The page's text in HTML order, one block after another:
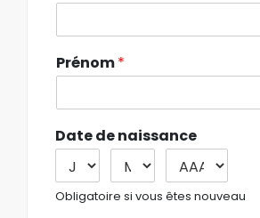
Prénom*
Date de naissance
Obligatoire si vous êtes nouveau